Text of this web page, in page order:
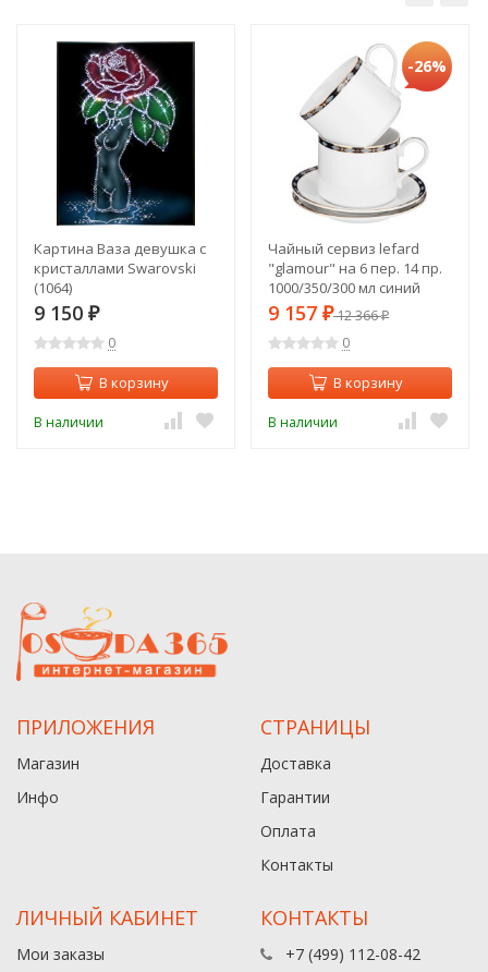
Картина Ваза девушка с
кристаллами Swarovski
(1064)
9 150 ₽
0
В корзину
В наличии
-26%
Чайный сервиз lefard
"glamour" на 6 пер. 14 пр.
1000/350/300 мл синий
Lefard (590-463)
9 157 ₽12 366₽
0
В корзину
В наличии
ПРИЛОЖЕНИЯ
Магазин
Инфо
СТРАНИЦЫ
Доставка
Гарантии
Оплата
Контакты
ЛИЧНЫЙ КАБИНЕТ
Мои заказы
КОНТАКТЫ
+7 (499) 112-08-42